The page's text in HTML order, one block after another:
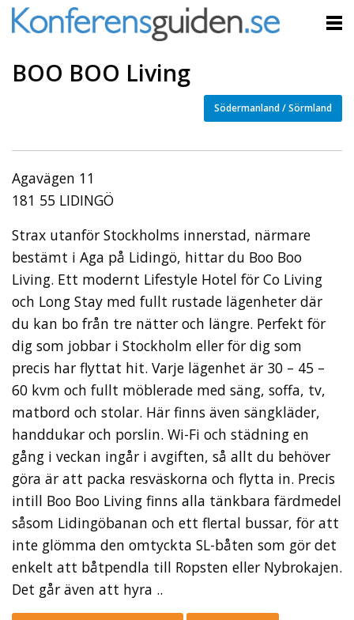
BOO BOO Living
Södermanland / Sörmland
Agavägen 11
181 55 LIDINGÖ
Strax utanför Stockholms innerstad, närmare
bestämt i Aga på Lidingö, hittar du Boo Boo
Living. Ett modernt Lifestyle Hotel för Co Living
och Long Stay med fullt rustade lägenheter där
du kan bo från tre nätter och längre. Perfekt för
dig som jobbar i Stockholm eller för dig som
precis har flyttat hit. Varje lägenhet är 30 – 45 –
60 kvm och fullt möblerade med säng, soffa, tv,
matbord och stolar. Här finns även sängkläder,
handdukar och porslin. Wi-Fi och städning en
gång i veckan ingår i avgiften, så allt du behöver
göra är att packa resväskorna och flytta in. Precis
intill Boo Boo Living finns alla tänkbara färdmedel
såsom Lidingöbanan och ett flertal bussar, för att
inte glömma den omtyckta SL-båten som gör det
enkelt att båtpendla till Ropsten eller Nybrokajen.
Det går även att hyra ..